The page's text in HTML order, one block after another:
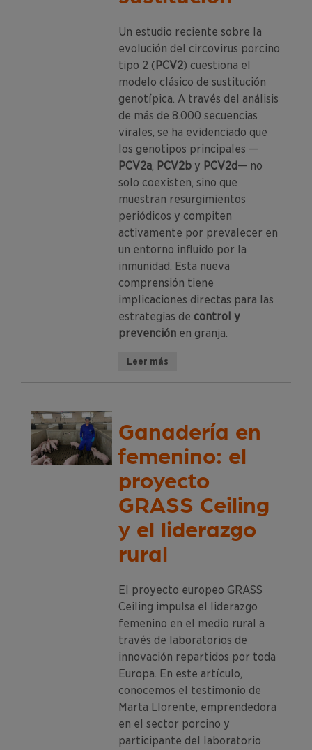
Un estudio reciente sobre la
evolución del circovirus porcino
tipo 2 (PCV2) cuestiona el
modelo clásico de sustitución
genotípica. A través del análisis
de más de 8.000 secuencias
virales, se ha evidenciado que
los genotipos principales —
PCV2a, PCV2b y PCV2d— no
solo coexisten, sino que
muestran resurgimientos
periódicos y compiten
activamente por prevalecer en
un entorno influido por la
inmunidad. Esta nueva
comprensión tiene
implicaciones directas para las
estrategias de control y
prevención en granja.
Leer más
Ganadería en
femenino: el
proyecto
GRASS Ceiling
y el liderazgo
rural
El proyecto europeo GRASS
Ceiling impulsa el liderazgo
femenino en el medio rural a
través de laboratorios de
innovación repartidos por toda
Europa. En este artículo,
conocemos el testimonio de
Marta Llorente, emprendedora
en el sector porcino y
participante del laboratorio